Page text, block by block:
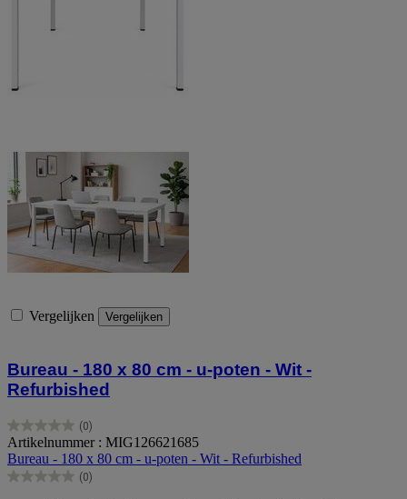
Vergelijken Vergelijken
Bureau - 180 x 80 cm - u-poten - Wit -
Refurbished
(0)
0.0
van
de
5
Artikelnummer : MIG126621685
Bureau - 180 x 80 cm - u-poten - Wit - Refurbished
(0)
0.0